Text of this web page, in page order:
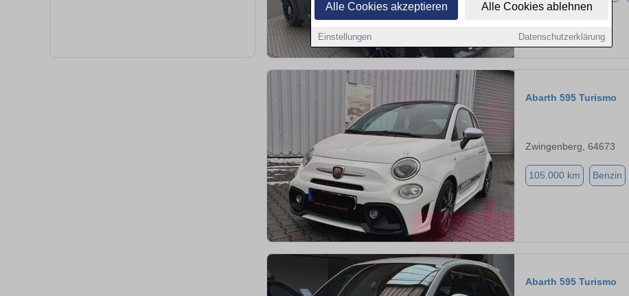
Alle Cookies akzeptieren Alle Cookies ablehnen
Einstellungen Datenschutzerklärung
Abarth 595 Turismo
Zwingenberg, 64673
105.000 km Benzin
Abarth 595 Turismo